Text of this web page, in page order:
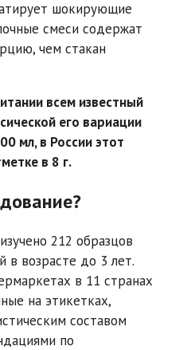
шокирующие
смеси содержат
чем стакан
всем известный
его вариации
мл, в России этот
в 8 г.
212 образцов
в возрасте до 3 лет.
в 11 странах
на этикетках,
составом
по